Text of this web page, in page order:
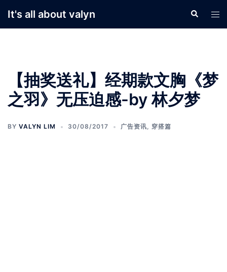
It's all about valyn Search
【抽奖送礼】经期款文胸《梦
之羽》无压迫感-by 林夕梦
BY VALYN LIM 30/08/2017 广告资讯, 穿搭篇